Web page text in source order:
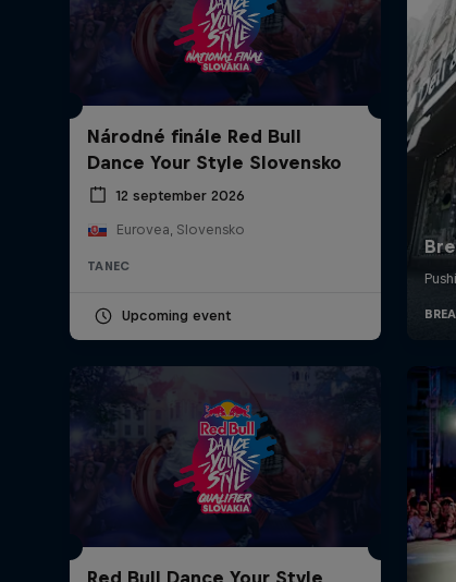
Národné finále Red Bull
Dance Your Style Slovensko
12 september 2026
Eurovea, Slovensko
TANEC
Upcoming event